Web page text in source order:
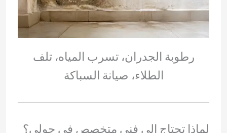
رطوبة الجدران، تسرب المياه، تلف
الطلاء، صيانة السباكة
لماذا تحتاج إلى فني متخصص في حولي؟